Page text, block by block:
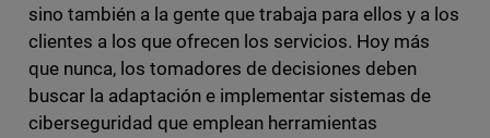
sino también a la gente que trabaja para ellos y a los
clientes a los que ofrecen los servicios. Hoy más
que nunca, los tomadores de decisiones deben
buscar la adaptación e implementar sistemas de
ciberseguridad que emplean herramientas